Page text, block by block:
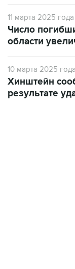
11 марта 2025
Число
области
10 марта 2025
Хинштейн
результате